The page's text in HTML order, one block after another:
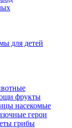
для детей
фрукты
насекомые
герои
грибы